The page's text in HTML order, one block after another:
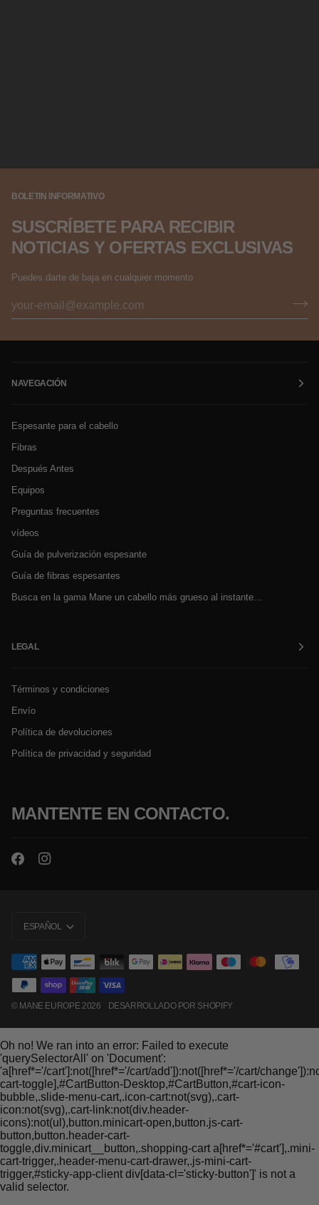
BOLETIN INFORMATIVO
SUSCRÍBETE PARA RECIBIR
NOTICIAS Y OFERTAS EXCLUSIVAS
Puedes darte de baja en cualquier momento
NAVEGACIÓN
Espesante para el cabello
Fibras
Después Antes
Equipos
Preguntas frecuentes
vídeos
Guía de pulverización espesante
Guía de fibras espesantes
Busca en la gama Mane un cabello más grueso al instante...
LEGAL
Términos y condiciones
Envío
Política de devoluciones
Política de privacidad y seguridad
MANTENTE EN CONTACTO.
IDIOMA
ESPAÑOL
© MANE EUROPE2026 DESARROLLADO POR SHOPIFY